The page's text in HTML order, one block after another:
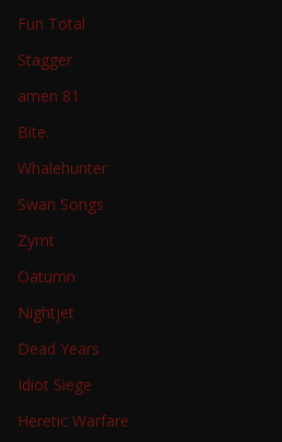
Fun Total
Stagger
amen 81
Bite.
Whalehunter
Swan Songs
Zymt
Oatumn
Nightjet
Dead Years
Idiot Siege
Heretic Warfare